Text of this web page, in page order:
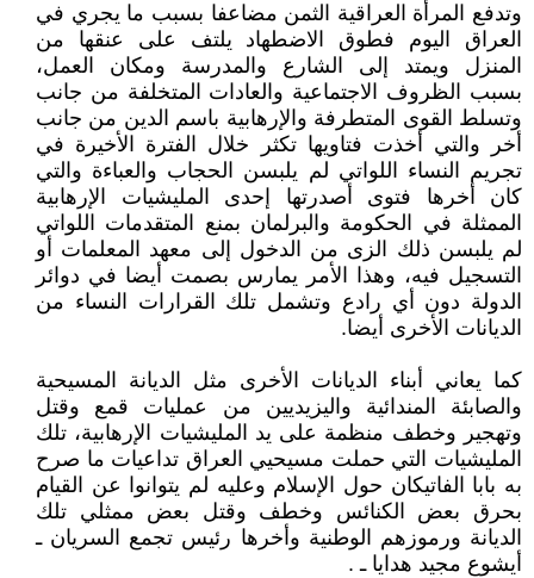
وتدفع المرأة العراقية الثمن مضاعفا بسبب ما يجري في
العراق اليوم فطوق الاضطهاد يلتف على عنقها من
المنزل ويمتد إلى الشارع والمدرسة ومكان العمل،
بسبب الظروف الاجتماعية والعادات المتخلفة من جانب
وتسلط القوى المتطرفة والإرهابية باسم الدين من جانب
أخر والتي أخذت فتاويها تكثر خلال الفترة الأخيرة في
تجريم النساء اللواتي لم يلبسن الحجاب والعباءة والتي
كان أخرها فتوى أصدرتها إحدى المليشيات الإرهابية
الممثلة في الحكومة والبرلمان بمنع المتقدمات اللواتي
لم يلبسن ذلك الزى من الدخول إلى معهد المعلمات أو
التسجيل فيه، وهذا الأمر يمارس بصمت أيضا في دوائر
الدولة دون أي رادع وتشمل تلك القرارات النساء من
الديانات الأخرى أيضا.
كما يعاني أبناء الديانات الأخرى مثل الديانة المسيحية
والصابئة المندائية واليزيديين من عمليات قمع وقتل
وتهجير وخطف منظمة على يد المليشيات الإرهابية، تلك
المليشيات التي حملت مسيحيي العراق تداعيات ما صرح
به بابا الفاتيكان حول الإسلام وعليه لم يتوانوا عن القيام
بحرق بعض الكنائس وخطف وقتل بعض ممثلي تلك
الديانة ورموزهم الوطنية وأخرها رئيس تجمع السريان ـ
أيشوع مجيد هدايا ـ .